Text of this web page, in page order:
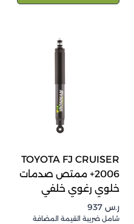
TOYOTA FJ CRUISER
2006+ ممتص صدمات
خلوي رغوي خلفي
ر.س
شامل ضريبة القيمة المضافة